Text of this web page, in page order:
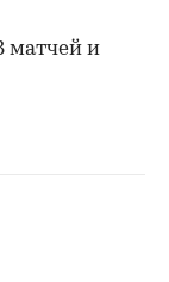
матчей и